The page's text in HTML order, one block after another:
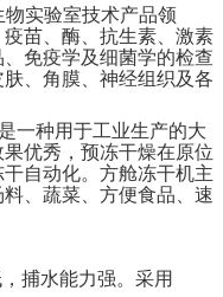
物实验室技术产品领
苗、酶、抗生素、激素
免疫学及细菌学的检查
、角膜、神经组织及各
是一种用于工业生产的大
优秀，预冻干燥在原位
自动化。方舱冻干机主
、蔬菜、方便食品、速
捕水能力强。采用